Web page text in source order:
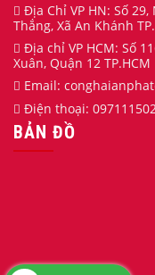
Địa Chỉ VP HN: Số
Thắng, Xã An Khánh
Địa chỉ VP HCM: Số
Xuân, Quận 12 TP.HCM
Email: conghaianphat
Điện thoại:
BẢN ĐỒ